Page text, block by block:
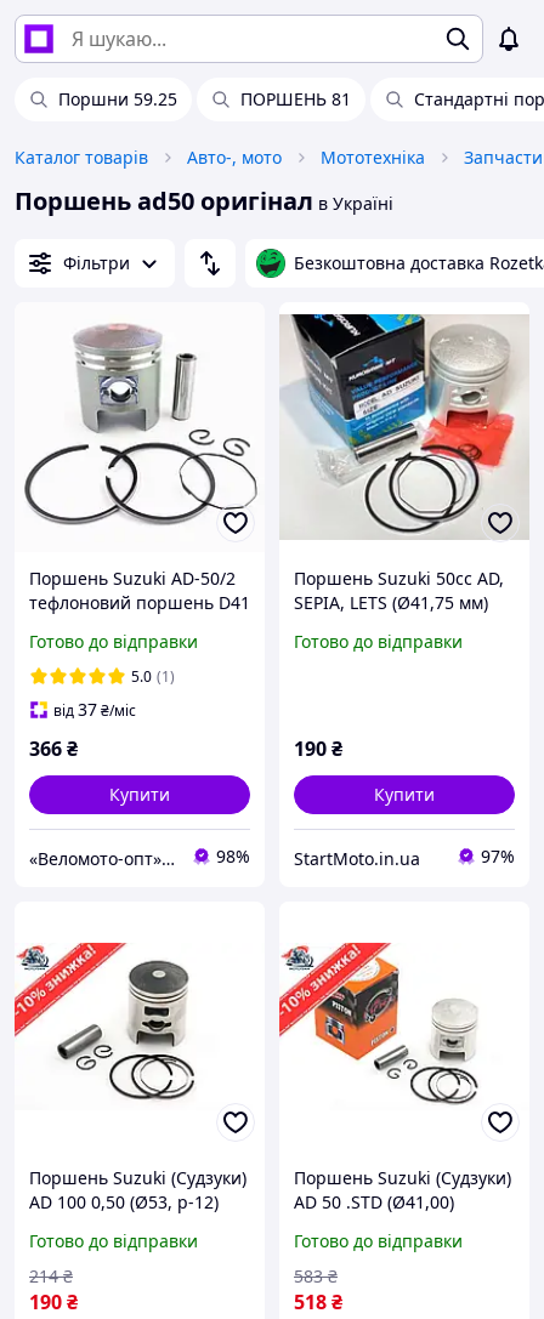
Поршни 59.25 ПОРШЕНЬ 81 Стандартні
Каталог товарів Авто-, мото Мототехніка
Поршень ad50 оригінал в Україні
Фільтри Безкоштовна доставка
Поршень Suzuki AD-50/2
тефлоновий поршень D41
COD:1093-013 JWBP
Готово до відправки
5.0 (1)
від37₴/міс
366₴
Купити
«Веломото-опт» — магазин запчастин для велосипедів та мототехніки 98%
Поршень Suzuki 50cc AD,
SEPIA, LETS (Ø41,75 мм)
Готово до відправки
190₴
Купити
StartMoto.in.ua 97%
Поршень Suzuki (Судзуки)
AD 100 0,50 (Ø53, p-12)
Готово до відправки
190₴
214 ₴
Поршень Suzuki (Судзуки)
AD 50 .STD (Ø41,00)
Готово до відправки
518₴
583 ₴